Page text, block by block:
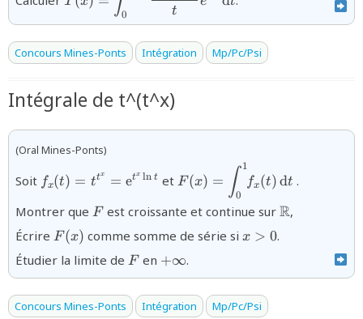
t x}-1}{t} e^{-t}\,\text{d}t}
0 t
Concours Mines-Ponts Intégration Mp/Pc/Psi
Intégrale de t^(t^x)
(Oral Mines-Ponts)
Soit
{f_x(t)=t^{t^x}=\text{e}^{t^x\ln
t}}
fx(t) = ttx = etx ln t et \,\text{d}t}
F (x) = ∫0
1
fx(t)dt .
Montrer que {F}
F est croissante et continue surR,
Écrire {F(x)}
F (x) comme somme de série si{x>0}
x > 0.
Étudier la limite de {F}
F en {+\infty}
+∞.
Concours Mines-Ponts Intégration Mp/Pc/Psi